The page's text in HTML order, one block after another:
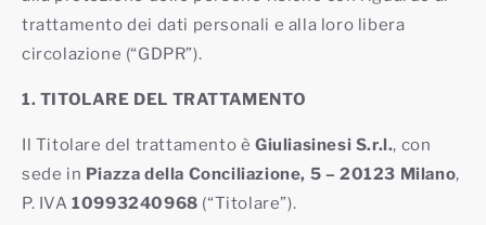
trattamento dei dati personali e alla loro libera
circolazione (“GDPR”).
1. TITOLARE DEL TRATTAMENTO
Il Titolare del trattamento è Giuliasinesi S.r.l., con
sede in Piazza della Conciliazione, 5 – 20123 Milano,
P. IVA10993240968 (“Titolare”).